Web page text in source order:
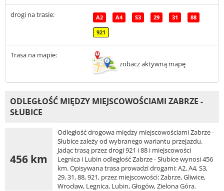
drogi na trasie: A2 A4 S3 29 31 88
921
Trasa na mapie:
zobacz aktywną mapę
ODLEGŁOŚĆ MIĘDZY MIEJSCOWOŚCIAMI ZABRZE -
SŁUBICE
456 km
Odległość drogowa między miejscowościami Zabrze -
Słubice zależy od wybranego wariantu przejazdu.
Jadąc trasą przez drogi 921 i 88 i miejscowości
Legnica i Lubin odległość Zabrze - Słubice wynosi 456
km. Opisywana trasa prowadzi drogami: A2, A4, S3,
29, 31, 88, 921, przez miejscowości: Zabrze, Gliwice,
Wrocław, Legnica, Lubin, Głogów, Zielona Góra.